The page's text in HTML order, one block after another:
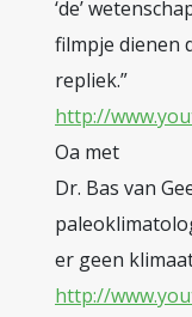
‘de’
filmpje dienen
repliek.”
http://
Oa met
Dr. Bas van
er geen
http://